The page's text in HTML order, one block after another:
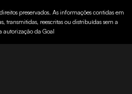
preservados. As informações contidas em
transmitidas, reescritas ou distribuídas sem a
autorização da Goal